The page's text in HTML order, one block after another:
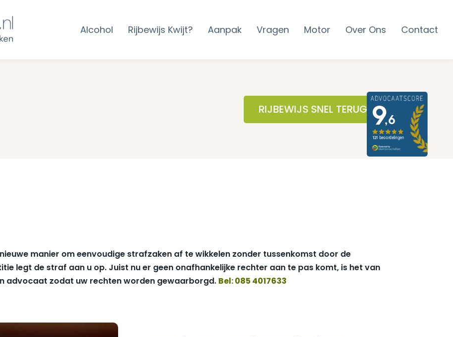
Alcohol Rijbewijs Kwijt? Aanpak Vragen Motor Over Ons Contact
RIJBEWIJS SNEL TERUG
manier om eenvoudige strafzaken af te wikkelen zonder tussenkomst door de
legt de straf aan u op. Juist nu er geen onafhankelijke rechter aan te pas komt, is het van
advocaat zodat uw rechten worden gewaarborgd. Bel: 085 4017633